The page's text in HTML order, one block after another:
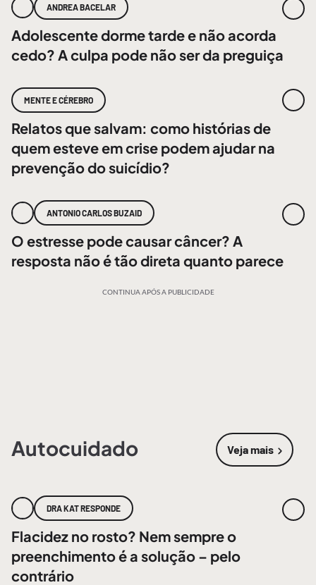
ANDREA BACELAR
Adolescente dorme tarde e não acorda
cedo? A culpa pode não ser da preguiça
MENTE E CÉREBRO
Relatos que salvam: como histórias de
quem esteve em crise podem ajudar na
prevenção do suicídio?
ANTONIO CARLOS BUZAID
O estresse pode causar câncer? A
resposta não é tão direta quanto parece
CONTINUA APÓS A PUBLICIDADE
Autocuidado Veja mais
sobre
DRA KAT RESPONDE
Flacidez no rosto? Nem sempre o
preenchimento é a solução – pelo
contrário